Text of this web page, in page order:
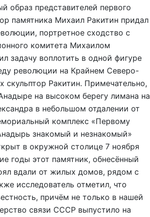
образ представителей первого
памятника Михаил Ракитин придал
портретное сходство с
комитета Михаилом
задачу воплотить в одной фигуре
революции на Крайнем Северо-
скульптор Ракитин. Примечательно,
на высоком берегу лимана на
в небольшом отдалении от
комплекс «Первому
знакомый и незнакомый»
в окружной столице 7 ноября
годы этот памятник, обнесённый
вдали от жилых домов, рядом с
исследователь отметил, что
причём не только в нашей
связи СССР выпустило на